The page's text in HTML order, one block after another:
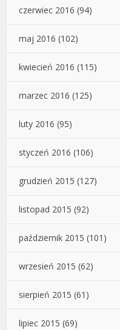
czerwiec 2016 (94)
maj 2016 (102)
kwiecień 2016 (115)
marzec 2016 (125)
luty 2016 (95)
styczeń 2016 (106)
grudzień 2015 (127)
listopad 2015 (92)
październik 2015 (101)
wrzesień 2015 (62)
sierpień 2015 (61)
lipiec 2015 (69)